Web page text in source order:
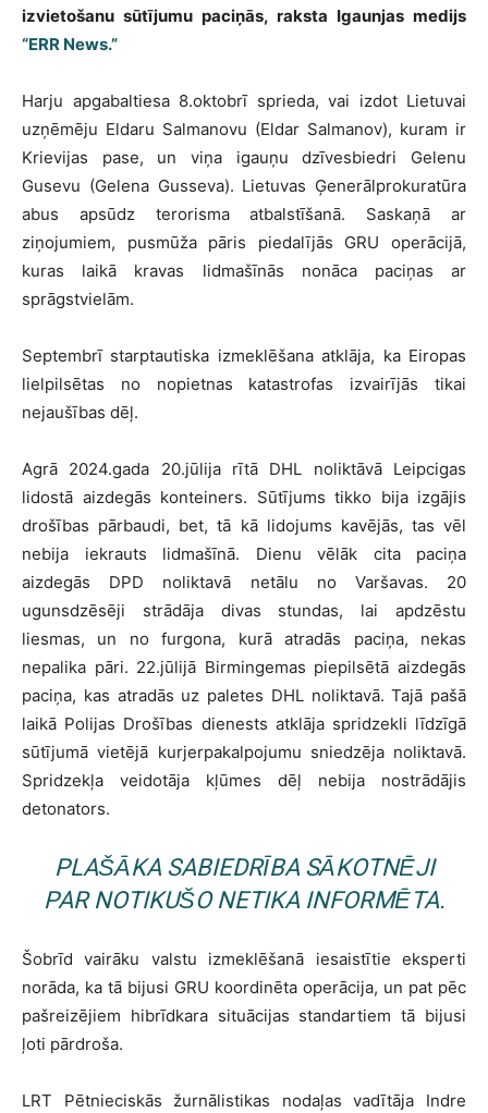
izvietošanu sūtījumu paciņās, raksta Igaunjas medijs
“ERR News.”
Harju apgabaltiesa 8.oktobrī sprieda, vai izdot Lietuvai
uzņēmēju Eldaru Salmanovu (Eldar Salmanov), kuram ir
Krievijas pase, un viņa igauņu dzīvesbiedri Gelenu
Gusevu (Gelena Gusseva). Lietuvas Ģenerālprokuratūra
abus apsūdz terorisma atbalstīšanā. Saskaņā ar
ziņojumiem, pusmūža pāris piedalījās GRU operācijā,
kuras laikā kravas lidmašīnās nonāca paciņas ar
sprāgstvielām.
Septembrī starptautiska izmeklēšana atklāja, ka Eiropas
lielpilsētas no nopietnas katastrofas izvairījās tikai
nejaušības dēļ.
Agrā 2024.gada 20.jūlija rītā DHL noliktāvā Leipcigas
lidostā aizdegās konteiners. Sūtījums tikko bija izgājis
drošības pārbaudi, bet, tā kā lidojums kavējās, tas vēl
nebija iekrauts lidmašīnā. Dienu vēlāk cita paciņa
aizdegās DPD noliktavā netālu no Varšavas. 20
ugunsdzēsēji strādāja divas stundas, lai apdzēstu
liesmas, un no furgona, kurā atradās paciņa, nekas
nepalika pāri. 22.jūlijā Birmingemas piepilsētā aizdegās
paciņa, kas atradās uz paletes DHL noliktavā. Tajā pašā
laikā Polijas Drošības dienests atklāja spridzekli līdzīgā
sūtījumā vietējā kurjerpakalpojumu sniedzēja noliktavā.
Spridzekļa veidotāja kļūmes dēļ nebija nostrādājis
detonators.
PLAŠĀKA SABIEDRĪBA SĀKOTNĒJI
PAR NOTIKUŠO NETIKA INFORMĒTA.
Šobrīd vairāku valstu izmeklēšanā iesaistītie eksperti
norāda, ka tā bijusi GRU koordinēta operācija, un pat pēc
pašreizējiem hibrīdkara situācijas standartiem tā bijusi
ļoti pārdroša.
LRT Pētnieciskās žurnālistikas nodaļas vadītāja Indre